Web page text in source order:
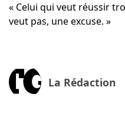
« Celui qui veut réussir
veut pas, une excuse. »
La Rédaction